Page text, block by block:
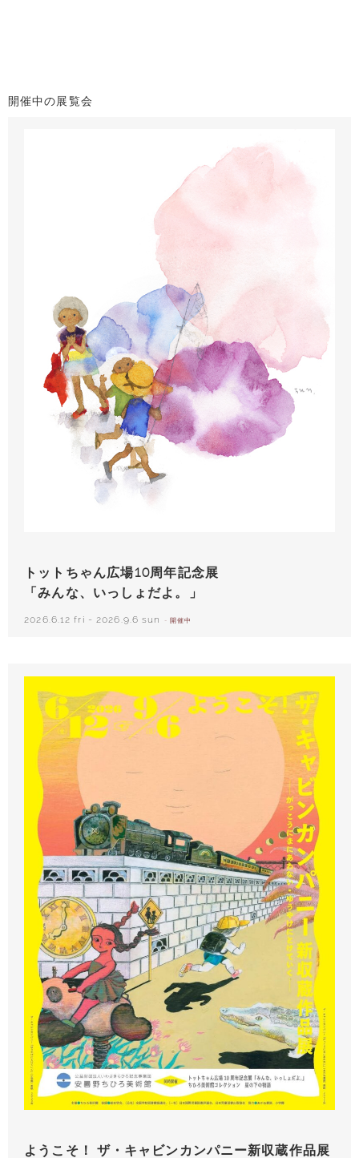
開催中の展覧会
トットちゃん広場10周年記念展
「みんな、いっしょだよ。」
2026.6.12 fri -2026.9.6 sun - 開催中
ようこそ！ ザ・キャビンカンパニー新収蔵作品展